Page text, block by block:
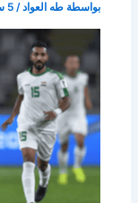
بواسطة طه العواد/5 سبتمبر 2024